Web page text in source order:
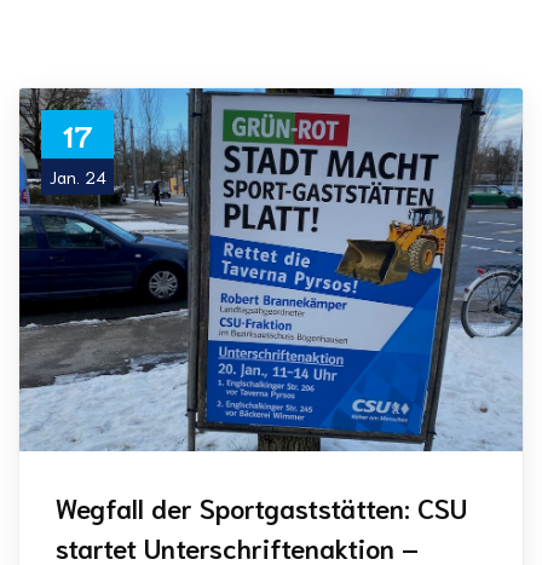
17
Jan. 24
Wegfall der Sportgaststätten: CSU
startet Unterschriftenaktion –